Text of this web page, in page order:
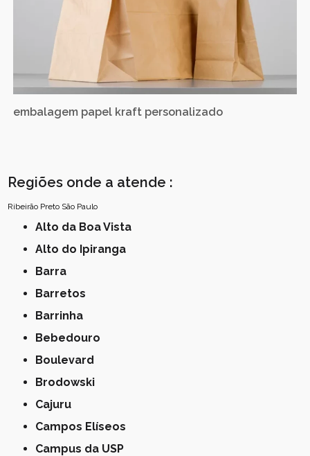
embalagem papel kraft personalizado
Regiões onde a atende :
Ribeirão Preto São Paulo
Alto da Boa Vista
Alto do Ipiranga
Barra
Barretos
Barrinha
Bebedouro
Boulevard
Brodowski
Cajuru
Campos Elíseos
Campus da USP